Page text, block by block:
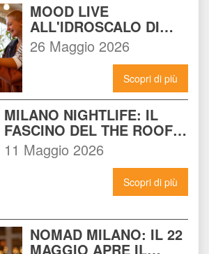
MOOD LIVE
ALL'IDROSCALO DI
MILANO: IL LOCALE
CHE DEVI CONOSCERE
26 Maggio 2026
Scopri di più
MILANO NIGHTLIFE: IL
FASCINO DEL THE ROOF
14 INCONTRA L'ENERGIA
DEL NOMAD
11 Maggio 2026
Scopri di più
NOMAD MILANO: IL 22
MAGGIO APRE IL